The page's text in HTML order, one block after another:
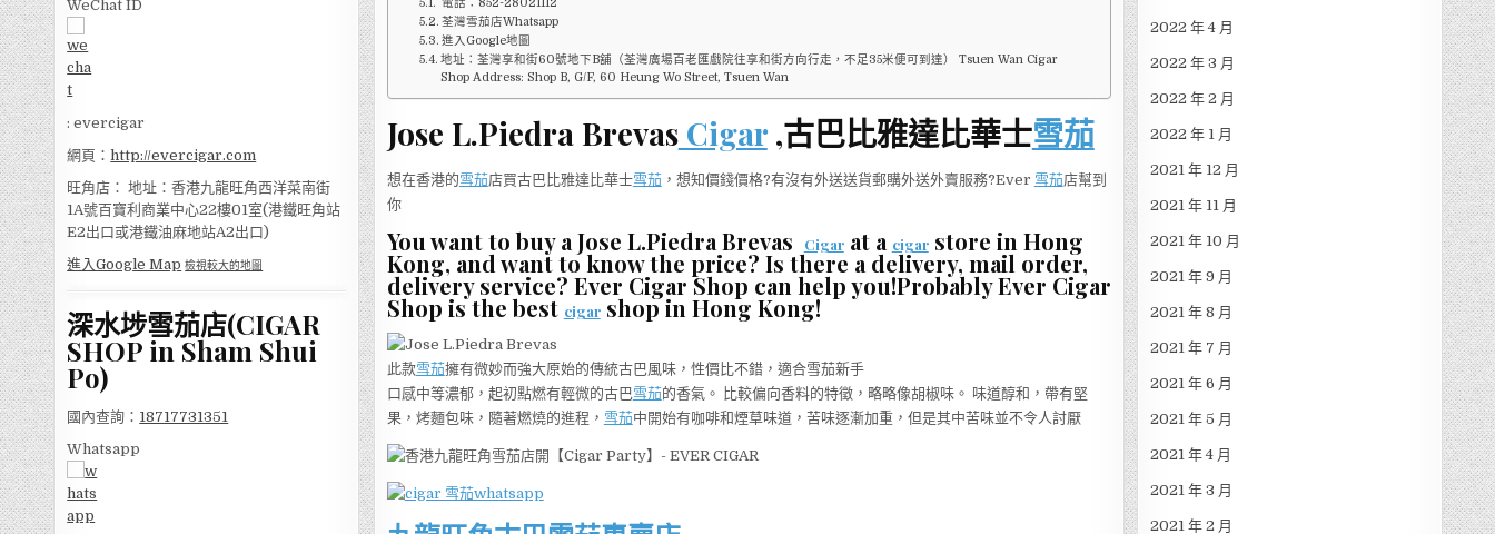
WeChat ID
: evercigar
網頁：http://evercigar.com
旺角店： 地址：香港九龍旺角西洋菜南街
1A號百寶利商業中心22樓01室(港鐵旺角站
E2出口或港鐵油麻地站A2出口)
進入Google Map 檢視較大的地圖
深水埗雪茄店(CIGAR
SHOP in Sham Shui
Po)
國內查詢： 18717731351
Whatsapp
電話：852-28021112
荃灣雪茄店Whatsapp
進入Google地圖
地址：荃灣享和街60號地下B舖（荃灣廣場百老匯戲院往享和街方向行走，不足35米便可到達） Tsuen Wan Cigar
Shop Address: Shop B, G/F, 60 Heung Wo Street, Tsuen Wan
Jose L.Piedra BrevasCigar,古巴比雅達比華士雪茄
想在香港的雪茄店買古巴比雅達比華士雪茄，想知價錢價格?有沒有外送送貨郵購外送外賣服務?Ever 雪茄店幫到
你
You want to buy a Jose L.Piedra Brevas Cigarat a cigarstore in Hong
Kong, and want to know the price? Is there a delivery, mail order,
delivery service? Ever Cigar Shop can help you!Probably Ever Cigar
Shop is the best cigarshop in Hong Kong!
此款雪茄擁有微妙而強大原始的傳統古巴風味，性價比不錯，適合雪茄新手
口感中等濃郁，起初點燃有輕微的古巴雪茄的香氣。 比較偏向香料的特徵，略略像胡椒味。 味道醇和，帶有堅
果，烤麵包味，隨著燃燒的進程， 雪茄中開始有咖啡和煙草味道，苦味逐漸加重，但是其中苦味並不令人討厭
2022 年 4 月
2022 年 3 月
2022 年 2 月
2022 年 1 月
2021 年 12 月
2021 年 11 月
2021 年 10 月
2021 年 9 月
2021 年 8 月
2021 年 7 月
2021 年 6 月
2021 年 5 月
2021 年 4 月
2021 年 3 月
2021 年 2 月